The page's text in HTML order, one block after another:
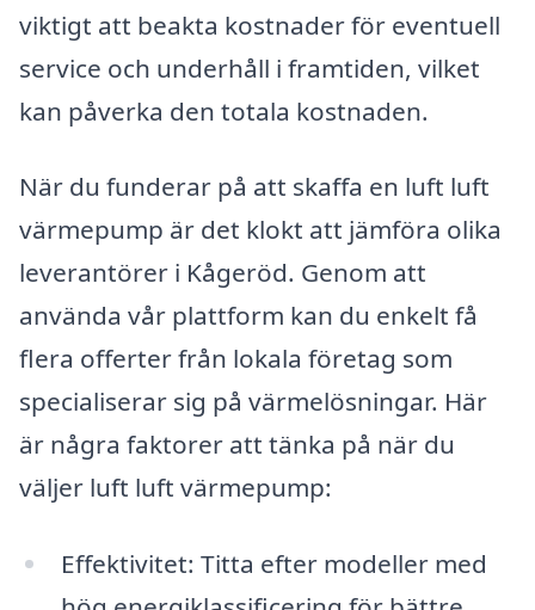
viktigt att beakta kostnader för eventuell
service och underhåll i framtiden, vilket
kan påverka den totala kostnaden.
När du funderar på att skaffa en luft luft
värmepump är det klokt att jämföra olika
leverantörer i Kågeröd. Genom att
använda vår plattform kan du enkelt få
flera offerter från lokala företag som
specialiserar sig på värmelösningar. Här
är några faktorer att tänka på när du
väljer luft luft värmepump:
Effektivitet: Titta efter modeller med